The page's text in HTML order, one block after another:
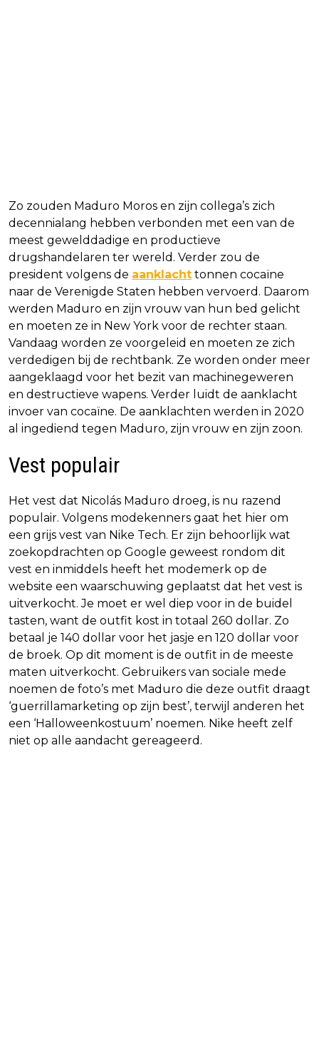
Zo zouden Maduro Moros en zijn collega’s zich
decennialang hebben verbonden met een van de
meest gewelddadige en productieve
drugshandelaren ter wereld. Verder zou de
president volgens de aanklacht tonnen cocaïne
naar de Verenigde Staten hebben vervoerd. Daarom
werden Maduro en zijn vrouw van hun bed gelicht
en moeten ze in New York voor de rechter staan.
Vandaag worden ze voorgeleid en moeten ze zich
verdedigen bij de rechtbank. Ze worden onder meer
aangeklaagd voor het bezit van machinegeweren
en destructieve wapens. Verder luidt de aanklacht
invoer van cocaïne. De aanklachten werden in 2020
al ingediend tegen Maduro, zijn vrouw en zijn zoon.
Vest populair
Het vest dat Nicolás Maduro droeg, is nu razend
populair. Volgens modekenners gaat het hier om
een grijs vest van Nike Tech. Er zijn behoorlijk wat
zoekopdrachten op Google geweest rondom dit
vest en inmiddels heeft het modemerk op de
website een waarschuwing geplaatst dat het vest is
uitverkocht. Je moet er wel diep voor in de buidel
tasten, want de outfit kost in totaal 260 dollar. Zo
betaal je 140 dollar voor het jasje en 120 dollar voor
de broek. Op dit moment is de outfit in de meeste
maten uitverkocht. Gebruikers van sociale mede
noemen de foto’s met Maduro die deze outfit draagt
‘guerrillamarketing op zijn best’, terwijl anderen het
een ‘Halloweenkostuum’ noemen. Nike heeft zelf
niet op alle aandacht gereageerd.